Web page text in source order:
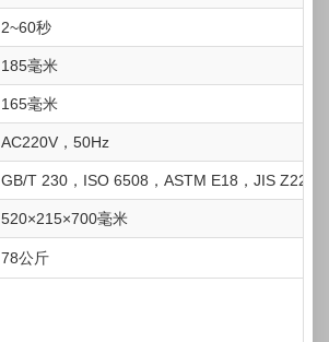
2~60秒
185毫米
165毫米
AC220V，50Hz
GB/T 230，ISO 6508，ASTM E18，JIS Z2245
520×215×700毫米
78公斤